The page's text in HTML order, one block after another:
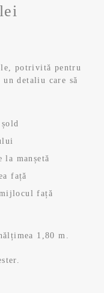
lei
potrivită pentru
detaliu care să
la manșetă
față
față
1,80 m.